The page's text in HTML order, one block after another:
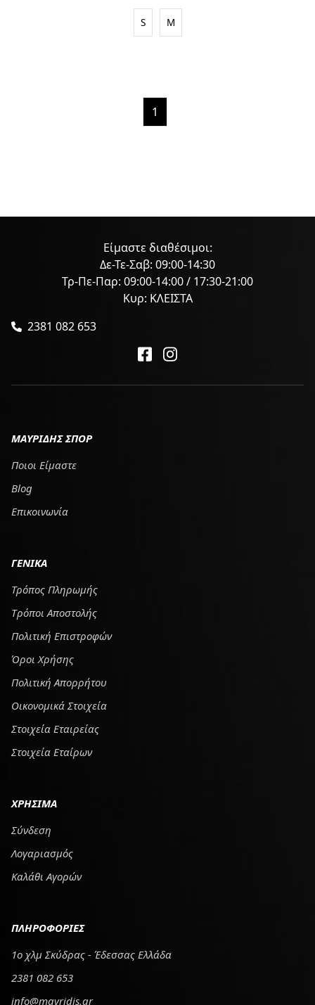
S M
1
Είμαστε διαθέσιμοι:
Δε-Τε-Σαβ: 09:00-14:30
Τρ-Πε-Παρ: 09:00-14:00 / 17:30-21:00
Κυρ: ΚΛΕΙΣΤΑ
2381 082 653
ΜΑΥΡΙΔΗΣ ΣΠΟΡ
Ποιοι Είμαστε
Blog
Επικοινωνία
ΓΕΝΙΚΑ
Τρόπος Πληρωμής
Tρόποι Αποστολής
Πολιτική Επιστροφών
Όροι Χρήσης
Πολιτική Απορρήτου
Οικονομικά Στοιχεία
Στοιχεία Εταιρείας
Στοιχεία Εταίρων
ΧΡΗΣΙΜΑ
Σύνδεση
Λογαριασμός
Καλάθι Αγορών
ΠΛΗΡΟΦΟΡΙΕΣ
1ο χλμ Σκύδρας - Έδεσσας Ελλάδα
2381 082 653
info@mavridis.gr